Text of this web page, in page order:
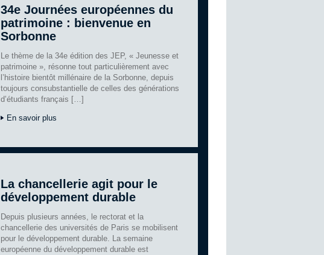
34e Journées européennes du
patrimoine : bienvenue en
Sorbonne
Le thème de la 34e édition des JEP, « Jeunesse et
patrimoine », résonne tout particulièrement avec
l’histoire bientôt millénaire de la Sorbonne, depuis
toujours consubstantielle de celles des générations
d’étudiants français […]
En savoir plus
La chancellerie agit pour le
développement durable
Depuis plusieurs années, le rectorat et la
chancellerie des universités de Paris se mobilisent
pour le développement durable. La semaine
européenne du développement durable est